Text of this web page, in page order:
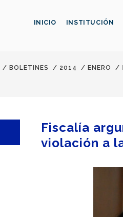
INICIO INSTITUCIÓN
/ BOLETINES / 2014 / ENERO /
Fiscalía
violación a